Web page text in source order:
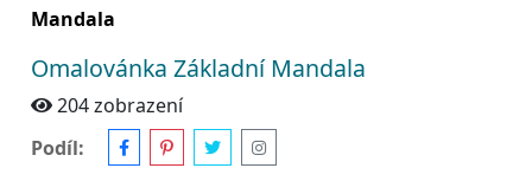
Mandala
Omalovánka Základní Mandala
204 zobrazení
Podíl: